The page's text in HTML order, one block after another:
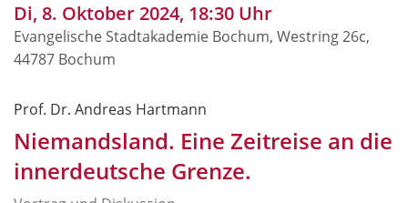
Di, 8. Oktober 2024, 18:30 Uhr
Evangelische Stadtakademie Bochum, Westring 26c,
44787 Bochum
Prof. Dr. Andreas Hartmann
Niemandsland. Eine Zeitreise an die
innerdeutsche Grenze.